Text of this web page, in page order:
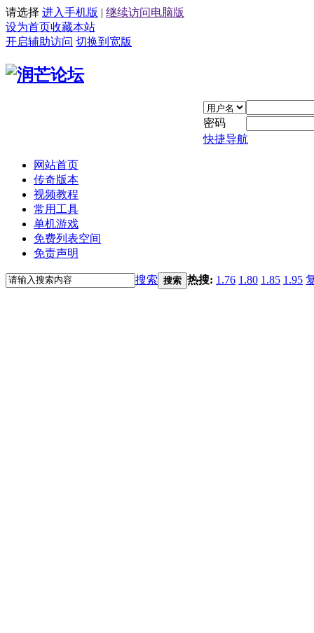
请选择 进入手机版 | 继续访问电脑版
设为首页收藏本站
开启辅助访问 切换到宽版
密码
快捷导航
网站首页
传奇版本
视频教程
常用工具
单机游戏
免费列表空间
免责声明
搜索 搜索 热搜: 1.76 1.80 1.85 1.95